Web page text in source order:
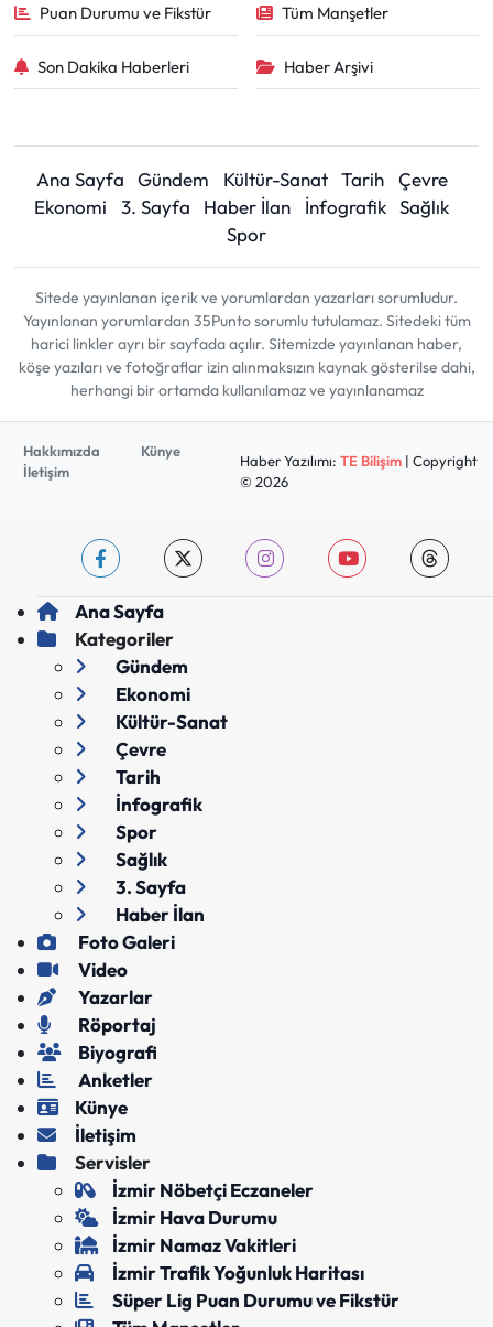
Puan Durumu ve Fikstür Tüm Manşetler
Son Dakika Haberleri Haber Arşivi
Ana Sayfa Gündem Kültür-Sanat Tarih
Çevre
Ekonomi
3. Sayfa Haber İlan İnfografik Sağlık
Spor
Sitede yayınlanan içerik ve yorumlardan yazarları sorumludur.
Yayınlanan yorumlardan 35Punto sorumlu tutulamaz. Sitedeki tüm
harici linkler ayrı bir sayfada açılır. Sitemizde yayınlanan haber,
köşe yazıları ve fotoğraflar izin alınmaksızın kaynak gösterilse dahi,
herhangi bir ortamda kullanılamaz ve yayınlanamaz
Hakkımızda
Künye
İletişim
Haber Yazılımı: TE Bilişim| Copyright
© 2026
Ana Sayfa
Kategoriler
Gündem
Ekonomi
Kültür-Sanat
Çevre
Tarih
İnfografik
Spor
Sağlık
3. Sayfa
Haber İlan
Foto Galeri
Video
Yazarlar
Röportaj
Biyografi
Anketler
Künye
İletişim
Servisler
İzmir Nöbetçi Eczaneler
İzmir Hava Durumu
İzmir Namaz Vakitleri
İzmir Trafik Yoğunluk Haritası
Süper Lig Puan Durumu ve Fikstür